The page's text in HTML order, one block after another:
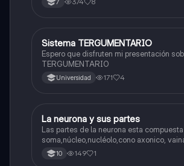
7
Biologia
Sistema TERGUMENTARIO
Espero que disfruten mi presentación
TERGUMENTARIO
Universidad 171 4
Biologia
La neurona y sus partes
Las partes de la neurona esta compuesta
soma,núcleo,nucléolo,cono axonico,
mielina,celula schwan,núcleo de
Ranvier,terminal axonico Arborizacion
10 149 1